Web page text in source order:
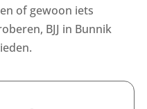
of gewoon iets
BJJ in Bunnik